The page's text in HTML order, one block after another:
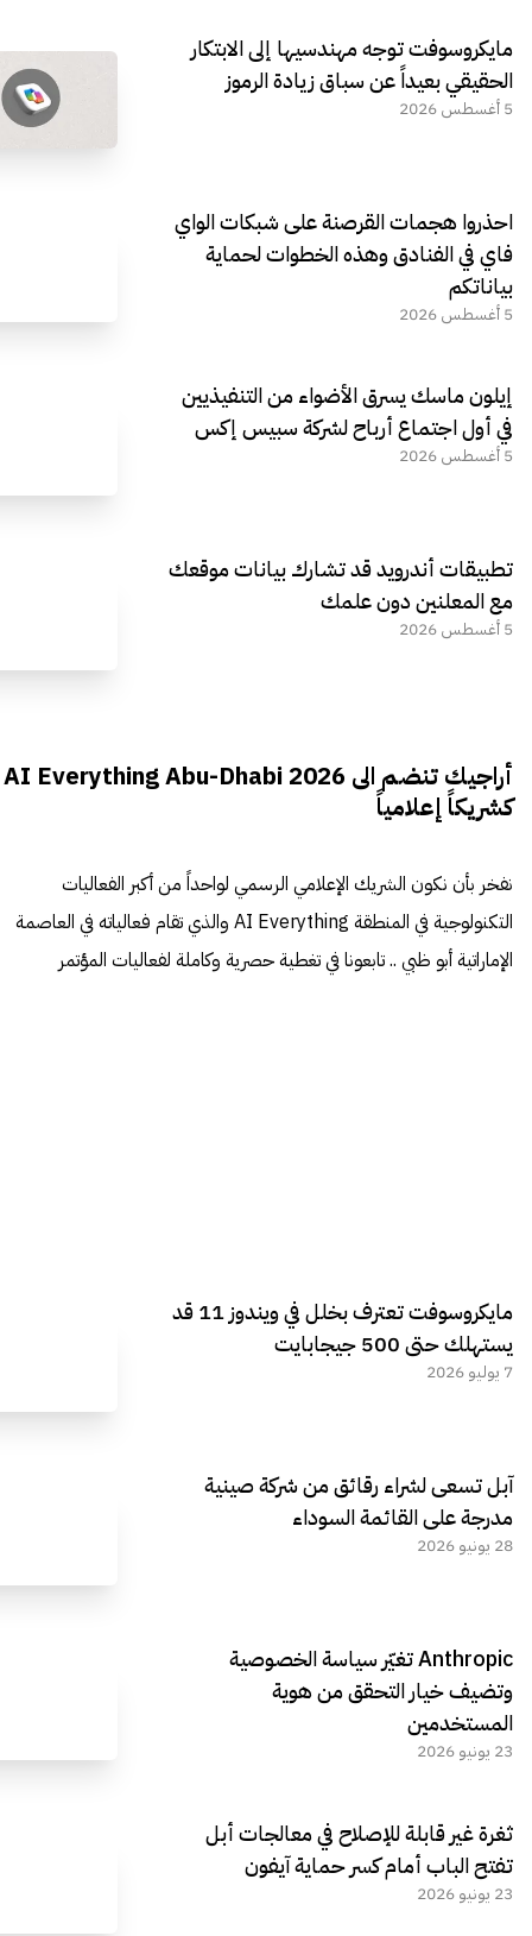
مايكروسوفت توجه مهندسيها إلى الابتكار
الحقيقي بعيداً عن سباق زيادة الرموز
5 أغسطس 2026
احذروا هجمات القرصنة على شبكات الواي
فاي في الفنادق وهذه الخطوات لحماية
بياناتكم
5 أغسطس 2026
إيلون ماسك يسرق الأضواء من التنفيذيين
في أول اجتماع أرباح لشركة سبيس إكس
5 أغسطس 2026
تطبيقات أندرويد قد تشارك بيانات موقعك
مع المعلنين دون علمك
5 أغسطس 2026
أراجيك تنضم الى AI Everything Abu-Dhabi 2026
كشريكاً إعلامياً
نفخر بأن نكون الشريك الإعلامي الرسمي لواحداً من أكبر الفعاليات
التكنولوجية في المنطقة AI Everything والذي تقام فعالياته في العاصمة
الإماراتية أبو ظبي .. تابعونا في تغطية حصرية وكاملة لفعاليات المؤتمر
مايكروسوفت تعترف بخلل في ويندوز 11 قد
يستهلك حتى 500 جيجابايت
7 يوليو 2026
آبل تسعى لشراء رقائق من شركة صينية
مدرجة على القائمة السوداء
28 يونيو 2026
Anthropic تغيّر سياسة الخصوصية
وتضيف خيار التحقق من هوية
المستخدمين
23 يونيو 2026
ثغرة غير قابلة للإصلاح في معالجات أبل
تفتح الباب أمام كسر حماية آيفون
23 يونيو 2026